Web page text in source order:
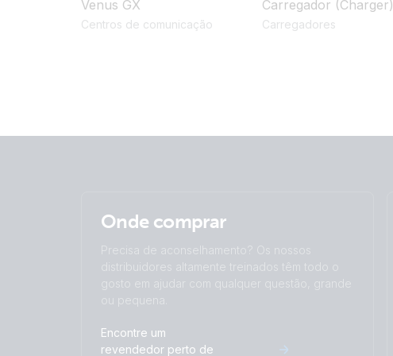
Venus GX
Centros de comunicação
Carregador (Charger)
Carregadores
Onde comprar
Precisa de aconselhamento? Os nossos
distribuidores altamente treinados têm todo o
gosto em ajudar com qualquer questão, grande
ou pequena.
Encontre um
revendedor perto de